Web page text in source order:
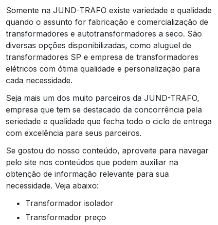
Somente na JUND-TRAFO existe variedade e qualidade
quando o assunto for fabricação e comercialização de
transformadores e autotransformadores a seco. São
diversas opções disponibilizadas, como aluguel de
transformadores SP e empresa de transformadores
elétricos com ótima qualidade e personalização para
cada necessidade.
Seja mais um dos muito parceiros da JUND-TRAFO,
empresa que tem se destacado da concorrência pela
seriedade e qualidade que fecha todo o ciclo de entrega
com excelência para seus parceiros.
Se gostou do nosso conteúdo, aproveite para navegar
pelo site nos conteúdos que podem auxiliar na
obtenção de informação relevante para sua
necessidade. Veja abaixo:
transformador isolador
transformador preço